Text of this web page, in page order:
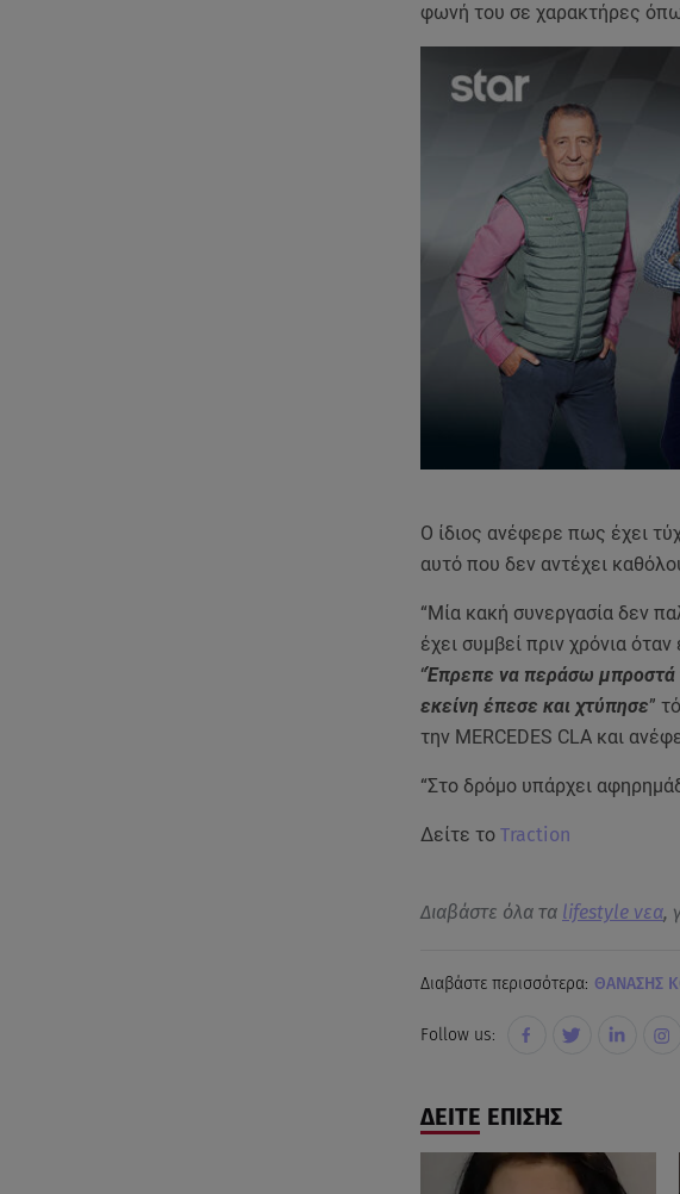
φωνή του σε χαρακτήρες
Ο ίδιος ανέφερε πως έχει
αυτό που δεν αντέχει
“Μία κακή συνεργασία δεν
έχει συμβεί πριν χρόνια
“Έπρεπε να περάσω μπροστά
εκείνη έπεσε και χτύπησε”
την MERCEDES CLA και
“Στο δρόμο υπάρχει
Δείτε το Traction
Διαβάστε όλα τα lifestyle νεα,
Διαβάστε περισσότερα: ΘΑΝΑΣΗΣ
Follow us:
ΔΕΙΤΕ ΕΠΙΣΗΣ